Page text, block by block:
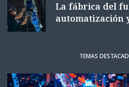
La fábrica del
automatización
TEMAS